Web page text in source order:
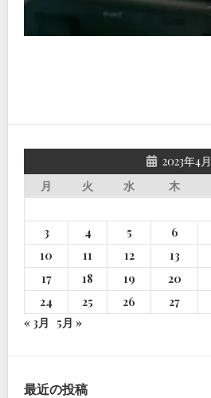
2023年4月
月
火 水 木
3
4 5 6
10
11 12 13
17
18 19 20
24
25 26 27
« 3月
5月 »
最近の投稿